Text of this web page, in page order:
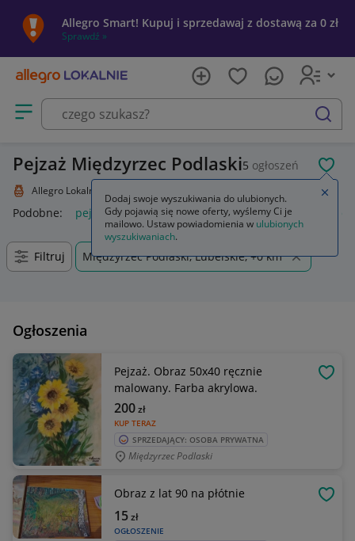
Allegro Smart! Kupuj i sprzedawaj z dostawą za 0 zł
Sprawdź »
Otwórz menu z kategoriami
szukaj
Pejzaż Międzyrzec Podlaski5 ogłoszeń
Allegro Lokalnie Pejzaż
Podobne: pejzaż obraz olejny pejzaż obraz pejzaż
Filtruj Międzyrzec Podlaski, Lubelskie, +0 km
Ogłoszenia
Pejzaż. Obraz 50x40 ręcznie
malowany. Farba akrylowa.
KUP TERAZ
200zł
SPRZEDAJĄCY: OSOBA PRYWATNA
Międzyrzec Podlaski
Obraz z lat 90 na płótnie
OGŁOSZENIE
15zł
Dodaj swoje wyszukiwania do ulubionych.
Gdy pojawią się nowe oferty, wyślemy Ci je
mailowo. Ustaw powiadomienia w ulubionych
wyszukiwaniach.